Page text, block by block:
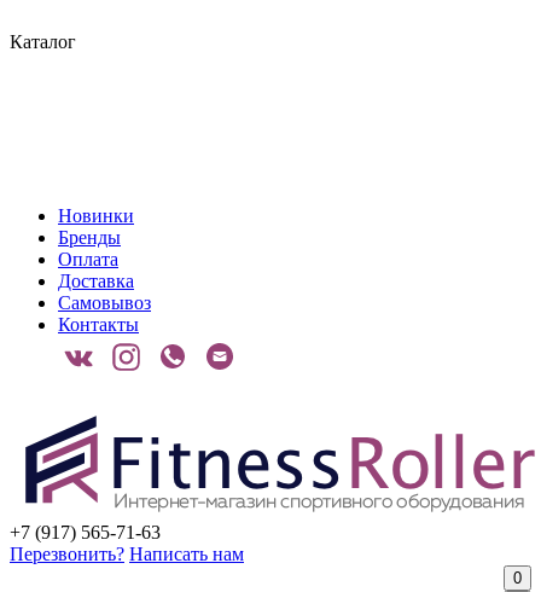
Каталог
Новинки
Бренды
Оплата
Доставка
Самовывоз
Контакты
+7 (917) 565-71-63
Перезвонить? Написать нам
0